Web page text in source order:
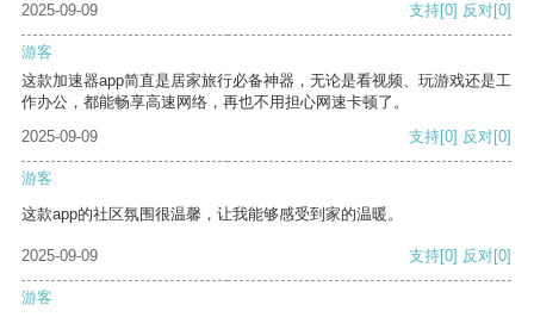
2025-09-09 支持[0] 反对[0]
游客
这款加速器app简直是居家旅行必备神器，无论是看视频、玩游戏还是工
作办公，都能畅享高速网络，再也不用担心网速卡顿了。
2025-09-09
支持[0] 反对[0]
游客
这款app的社区氛围很温馨，让我能够感受到家的温暖。
2025-09-09 支持[0] 反对[0]
游客